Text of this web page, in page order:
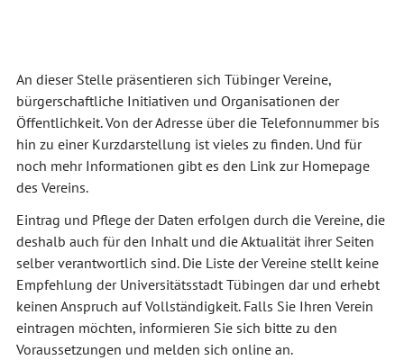
An dieser Stelle präsentieren sich Tübinger Vereine,
bürgerschaftliche Initiativen und Organisationen der
Öffentlichkeit. Von der Adresse über die Telefonnummer bis
hin zu einer Kurzdarstellung ist vieles zu finden. Und für
noch mehr Informationen gibt es den Link zur Homepage
des Vereins.
Eintrag und Pflege der Daten erfolgen durch die Vereine, die
deshalb auch für den Inhalt und die Aktualität ihrer Seiten
selber verantwortlich sind. Die Liste der Vereine stellt keine
Empfehlung der Universitätsstadt Tübingen dar und erhebt
keinen Anspruch auf Vollständigkeit. Falls Sie Ihren Verein
eintragen möchten, informieren Sie sich bitte zu den
Voraussetzungen und melden sich online an.